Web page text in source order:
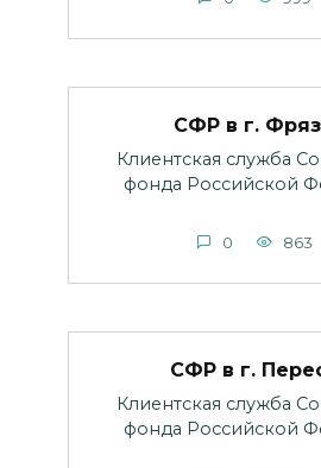
СФР в г.
Клиентская служба
фонда Российской
0 863
СФР в г.
Клиентская служба
фонда Российской